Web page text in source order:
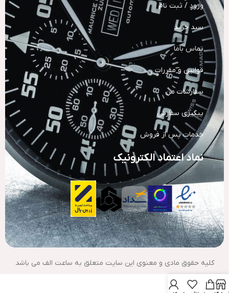
ورود / ثبت نام
سبد خرید
تماس باما
قوانین و مقررات
سفارشات من
پیگیری سفارش
خدمات پس از فروش
نماد اعتماد الکترونیک
کلیه حقوق مادی و معنوی این سایت متعلق به ساعت الف می باشد